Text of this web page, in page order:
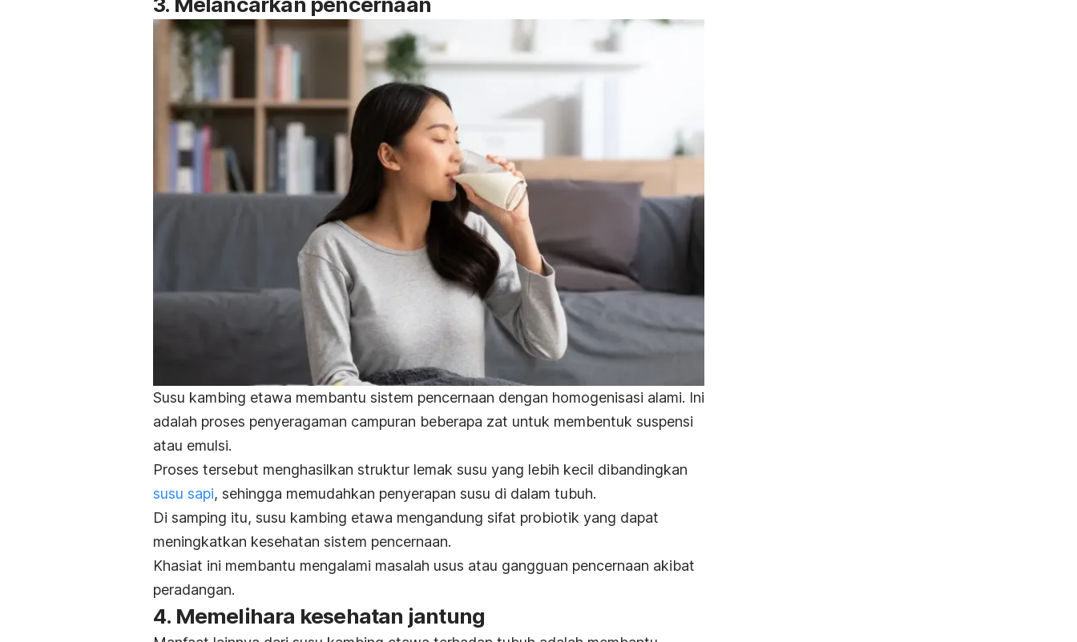
Susu kambing etawa membantu sistem pencernaan dengan homogenisasi alami. Ini
adalah proses penyeragaman campuran beberapa zat untuk membentuk suspensi
atau emulsi.
Proses tersebut menghasilkan struktur lemak susu yang lebih kecil dibandingkan
susu sapi, sehingga memudahkan penyerapan susu di dalam tubuh.
Di samping itu, susu kambing etawa mengandung sifat probiotik yang dapat
meningkatkan kesehatan sistem pencernaan.
Khasiat ini membantu mengalami masalah usus atau gangguan pencernaan akibat
peradangan.
4. Memelihara kesehatan jantung